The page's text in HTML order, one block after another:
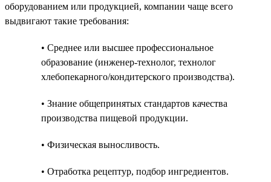
оборудованием или продукцией, компании чаще всего
выдвигают такие требования:
• Среднее или высшее профессиональное
образование (инженер-технолог, технолог
хлебопекарного/кондитерского производства).
• Знание общепринятых стандартов качества
производства пищевой продукции.
• Физическая выносливость.
• Отработка рецептур, подбор ингредиентов.